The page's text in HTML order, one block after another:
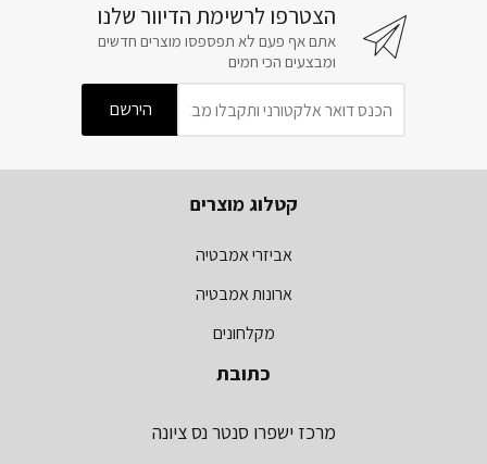
הצטרפו לרשימת הדיוור שלנו
אתם אף פעם לא תפספסו מוצרים חדשים
ומבצעים הכי חמים
קטלוג מוצרים
אביזרי אמבטיה
ארונות אמבטיה
מקלחונים
כתובת
מרכז ישפרו סנטר נס ציונה